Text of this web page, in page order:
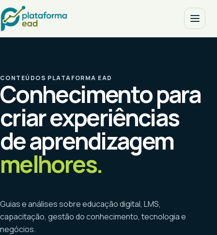
CONTEÚDOS PLATAFORMA EAD
Conhecimento para
criar experiências
de aprendizagem
melhores.
Guias e análises sobre educação digital, LMS,
capacitação, gestão do conhecimento, tecnologia e
negócios.